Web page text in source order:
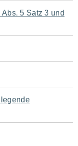
5 Satz 3 und